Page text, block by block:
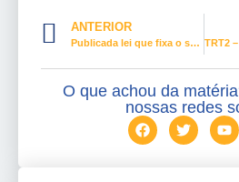
ANTERIOR
Publicada lei que fixa o salário mínimo deste ano em R$ 1.212
O que achou da
nossas redes